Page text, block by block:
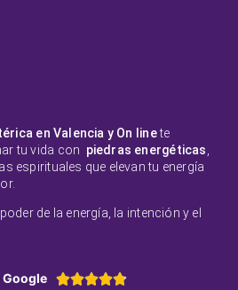
en Valencia y On linete
tu vida con piedras energéticas
espirituales que elevan tu energía
de la energía, la intención y el
Google 